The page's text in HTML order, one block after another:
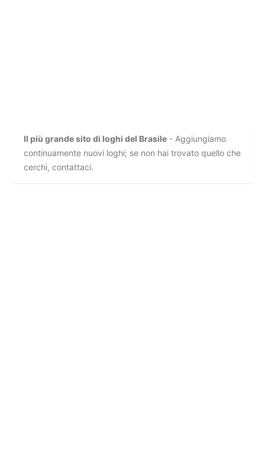
Il più grande sito di loghi del Brasile - Aggiungiamo
continuamente nuovi loghi; se non hai trovato quello che
cerchi, contattaci.